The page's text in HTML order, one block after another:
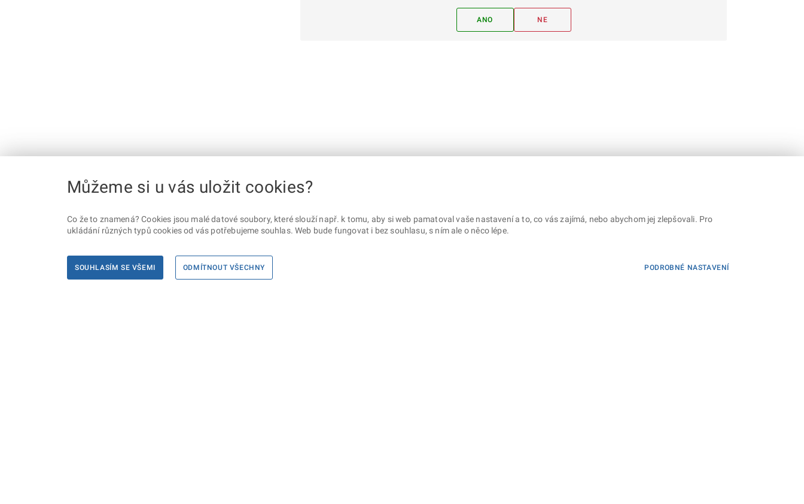
ANO NE
Můžeme si u vás uložit cookies?
Co že to znamená? Cookies jsou malé datové soubory, které slouží např. k tomu, aby si web pamatoval vaše nastavení a to, co vás zajímá, nebo abychom jej zlepšovali. Pro
ukládání různých typů cookies od vás potřebujeme souhlas. Web bude fungovat i bez souhlasu, s ním ale o něco lépe.
SOUHLASÍM SE VŠEMI ODMÍTNOUT VŠECHNY PODROBNÉ NASTAVENÍ